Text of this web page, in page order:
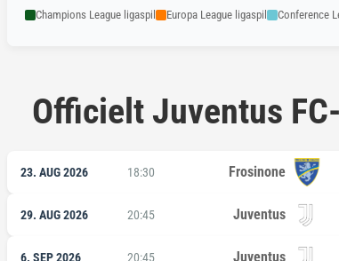
Champions League ligaspil Europa League ligaspil Conference
Officielt Juventus
23. AUG 2026 18:30 Frosinone
29. AUG 2026 20:45 Juventus
6. SEP 2026 20:45 Juventus